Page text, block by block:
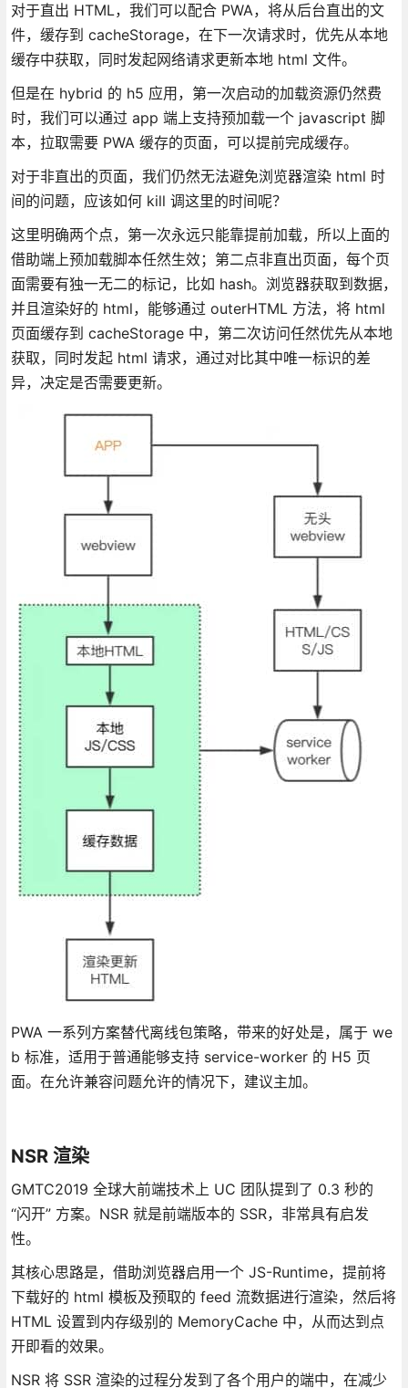
对于直出 HTML，我们可以配合 PWA，将从后台直出的文
件，缓存到 cacheStorage，在下一次请求时，优先从本地
缓存中获取，同时发起网络请求更新本地 html 文件。
但是在 hybrid 的 h5 应用，第一次启动的加载资源仍然费
时，我们可以通过 app 端上支持预加载一个 javascript 脚
本，拉取需要 PWA 缓存的页面，可以提前完成缓存。
对于非直出的页面，我们仍然无法避免浏览器渲染 html 时
间的问题，应该如何 kill 调这里的时间呢？
这里明确两个点，第一次永远只能靠提前加载，所以上面的
借助端上预加载脚本任然生效；第二点非直出页面，每个页
面需要有独一无二的标记，比如 hash。浏览器获取到数据，
并且渲染好的 html，能够通过 outerHTML 方法，将 html
页面缓存到 cacheStorage 中，第二次访问任然优先从本地
获取，同时发起 html 请求，通过对比其中唯一标识的差
异，决定是否需要更新。
PWA 一系列方案替代离线包策略，带来的好处是，属于 we
b 标准，适用于普通能够支持 service-worker 的 H5 页
面。在允许兼容问题允许的情况下，建议主加。
NSR 渲染
GMTC2019 全球大前端技术上 UC 团队提到了 0.3 秒的
“闪开” 方案。NSR 就是前端版本的 SSR，非常具有启发
性。
其核心思路是，借助浏览器启用一个 JS-Runtime，提前将
下载好的 html 模板及预取的 feed 流数据进行渲染，然后将
HTML 设置到内存级别的 MemoryCache 中，从而达到点
开即看的效果。
NSR 将 SSR 渲染的过程分发到了各个用户的端中，在减少